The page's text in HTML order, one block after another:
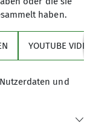
haben.
YOUTUBE
und